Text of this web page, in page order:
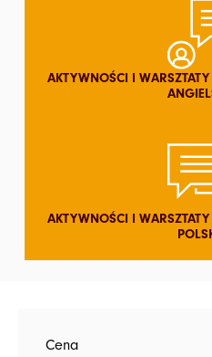
AKTYWNOŚCI I
AKTYWNOŚCI I
Cena